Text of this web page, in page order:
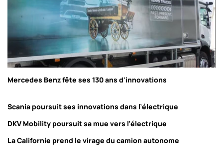
Mercedes Benz fête ses 130 ans d'innovations
Scania poursuit ses innovations dans l’électrique
DKV Mobility poursuit sa mue vers l’électrique
La Californie prend le virage du camion autonome